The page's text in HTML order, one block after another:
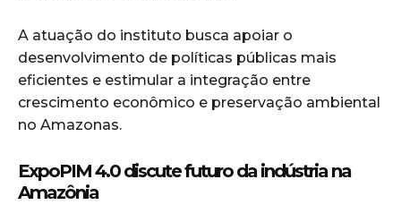
A atuação do instituto busca apoiar o
desenvolvimento de políticas públicas mais
eficientes e estimular a integração entre
crescimento econômico e preservação ambiental
no Amazonas.
ExpoPIM 4.0 discute futuro da indústria na
Amazônia